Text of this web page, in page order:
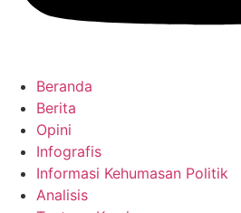
Beranda
Berita
Opini
Infografis
Informasi Kehumasan Politik
Analisis